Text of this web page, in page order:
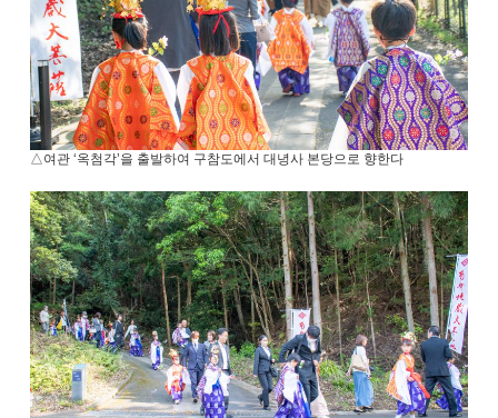
△여관 ‘옥첨각’을 출발하여 구참도에서 대녕사 본당으로 향한다